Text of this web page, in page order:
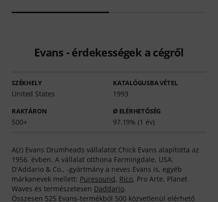
Evans - érdekességek a cégről
SZÉKHELY
United States
KATALÓGUSBA VÉTEL
1993
RAKTÁRON
500+
Ø ELÉRHETŐSÉG
97.19% (1 év)
A(z) Evans Drumheads vállalatot Chick Evans alapította az
1956. évben. A vállalat otthona Farmingdale, USA.
D'Addario & Co., -gyártmány a neves Evans is, egyéb
márkanevek mellett: Puresound, Rico, Pro Arte, Planet
Waves és természetesen Daddario.
Összesen 525 Evans-termékből 500 közvetlenül elérhető